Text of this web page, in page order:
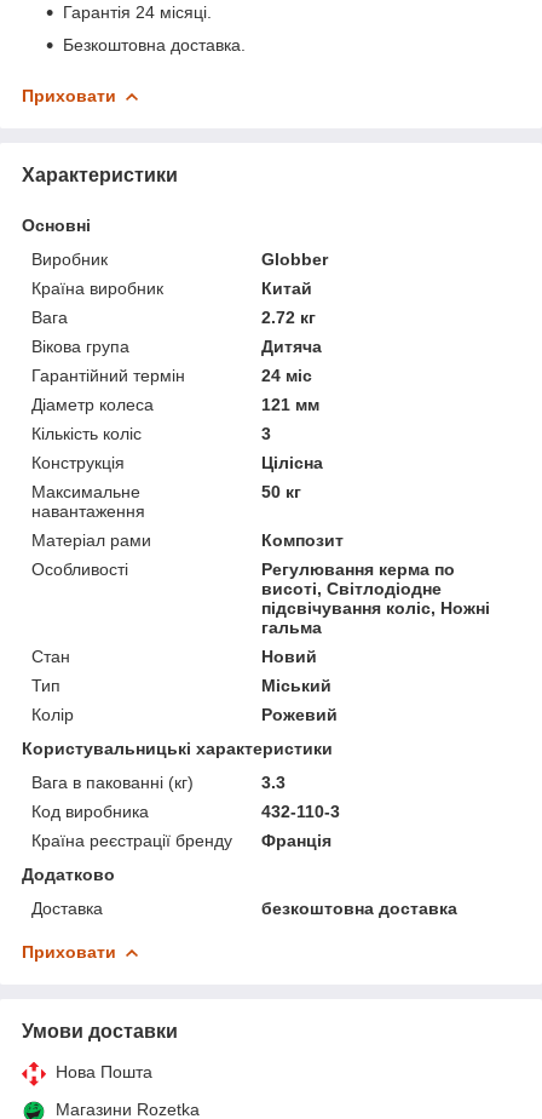
Гарантія 24 місяці.
Безкоштовна доставка.
Приховати
Характеристики
Основні
Виробник
Globber
Країна виробник
Китай
Вага
2.72 кг
Вікова група
Дитяча
Гарантійний термін
24 міс
Діаметр колеса
121 мм
Кількість коліс
3
Конструкція
Цілісна
Максимальне
навантаження
50 кг
Матеріал рами
Композит
Особливості
Регулювання керма по
висоті, Світлодіодне
підсвічування коліс, Ножні
гальма
Стан
Новий
Тип
Міський
Колір
Рожевий
Користувальницькі характеристики
Вага в пакованні (кг)
3.3
Код виробника
432-110-3
Країна реєстрації бренду
Франція
Додатково
Доставка
безкоштовна доставка
Приховати
Умови доставки
Нова Пошта
Магазини Rozetka